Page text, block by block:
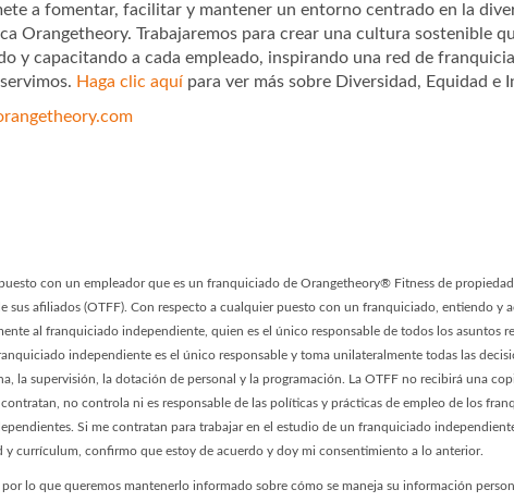
a fomentar, facilitar y mantener un entorno centrado en la
Orangetheory. Trabajaremos para crear una cultura sostenible
y capacitando a cada empleado, inspirando una red de
Haga clic aquí para ver más sobre Diversidad, Equidad e
con un empleador que es un franquiciado de Orangetheory® Fitness de
sus afiliados (OTFF). Con respecto a cualquier puesto con un franquiciado, entiendo
al franquiciado independiente, quien es el único responsable de todos los asuntos
independiente es el único responsable y toma unilateralmente todas las
la supervisión, la dotación de personal y la programación. La OTFF no recibirá una
no controla ni es responsable de las políticas y prácticas de empleo de los
Si me contratan para trabajar en el estudio de un franquiciado
currículum, confirmo que estoy de acuerdo y doy mi consentimiento a lo anterior.
lo que queremos mantenerlo informado sobre cómo se maneja su información